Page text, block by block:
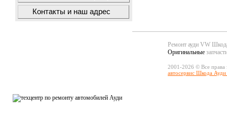
Контакты и наш адрес
Ремонт ауди VW
Оригинальные
2001-2026 © Все
автосервис Шкода